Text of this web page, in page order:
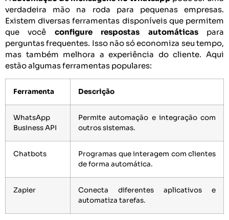
verdadeira mão na roda para pequenas empresas.
Existem diversas ferramentas disponíveis que permitem
que você configure respostas automáticaspara
perguntas frequentes. Isso não só economiza seu tempo,
mas também melhora a experiência do cliente. Aqui
estão algumas ferramentas populares:
Ferramenta Descrição
WhatsApp
Business API
Permite automação e integração com
outros sistemas.
Chatbots
Programas que interagem com clientes
de forma automática.
Zapier
Conecta diferentes aplicativos e
automatiza tarefas.